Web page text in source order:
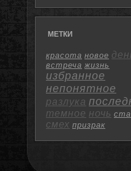
МЕТКИ
красота новое
встреча жизнь
избранное
непонятное
разлука
темное ночь
смех призрак